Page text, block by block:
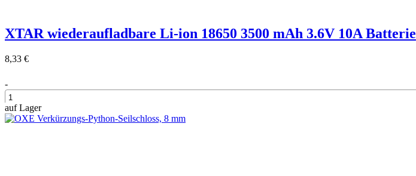
XTAR wiederaufladbare Li-ion 18650 3500 mAh 3.6V 10A Batterie
8,33 €
-
+
auf Lager